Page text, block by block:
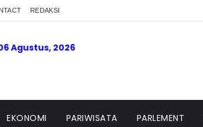
REDAKSI
Agustus, 2026
EKONOMI PARIWISATA PARLEMENT